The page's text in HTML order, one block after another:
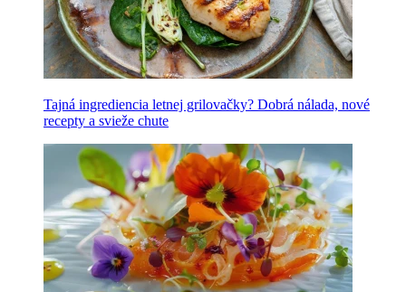
Tajná ingrediencia letnej grilovačky? Dobrá nálada, nové
recepty a svieže chute